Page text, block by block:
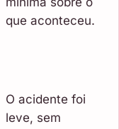
que aconteceu.
O acidente foi
leve, sem